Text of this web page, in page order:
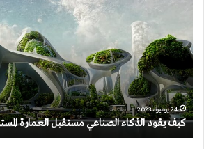
الصناعي
مستقبل
المستدامة؟
24 يونيو، 2023
كيف يقود الذكاء الصناعي مستقبل العمارة